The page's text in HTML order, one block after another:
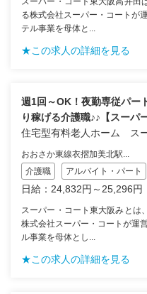
る株式会社スーパー・コートが
テル事業を母体と...
★この求人の詳細を見る
週1回～OK！夜勤専従パー
り稼げる介護職♪♪【スーパ
住宅型有料老人ホーム ス
おおさか東線衣摺加美北駅...
介護職
アルバイト・パート
日給：24,832円～25,296円
スーパー・コート東大阪みとは
株式会社スーパー・コートが運
ル事業を母体とし...
★この求人の詳細を見る